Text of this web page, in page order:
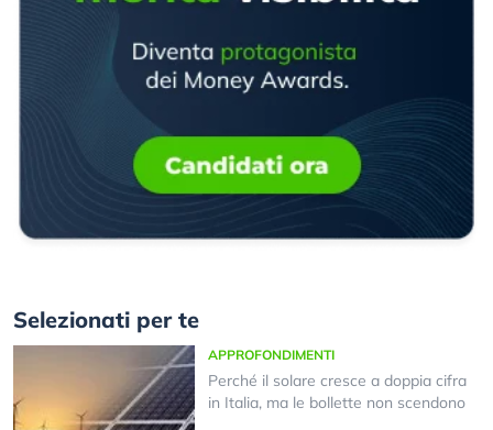
Selezionati per te
APPROFONDIMENTI
Perché il solare cresce a doppia cifra
in Italia, ma le bollette non scendono